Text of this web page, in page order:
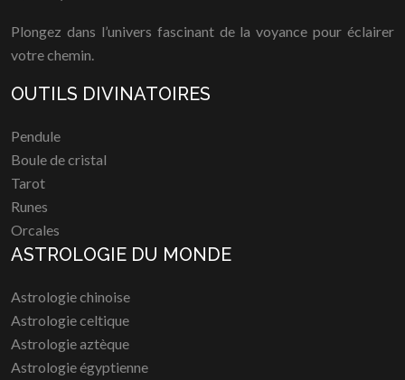
Plongez dans l’univers fascinant de la voyance pour éclairer
votre chemin.
OUTILS DIVINATOIRES
Pendule
Boule de cristal
Tarot
Runes
Orcales
ASTROLOGIE DU MONDE
Astrologie chinoise
Astrologie celtique
Astrologie aztèque
Astrologie égyptienne